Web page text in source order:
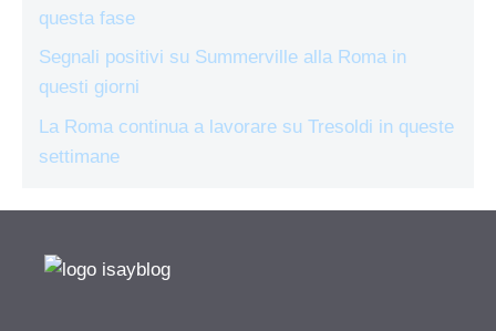
questa fase
Segnali positivi su Summerville alla Roma in
questi giorni
La Roma continua a lavorare su Tresoldi in queste
settimane